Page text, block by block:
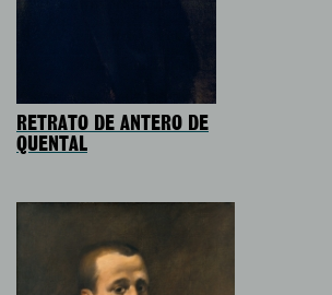
RETRATO DE ANTERO DE
QUENTAL